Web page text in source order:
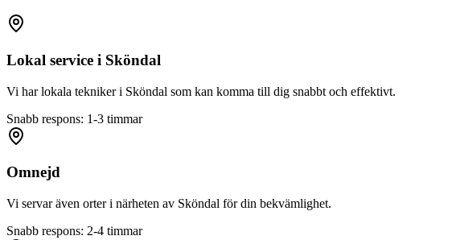
Lokal service i Sköndal
Vi har lokala tekniker i Sköndal som kan komma till dig snabbt och effektivt.
Snabb respons: 1-3 timmar
Omnejd
Vi servar även orter i närheten av Sköndal för din bekvämlighet.
Snabb respons: 2-4 timmar